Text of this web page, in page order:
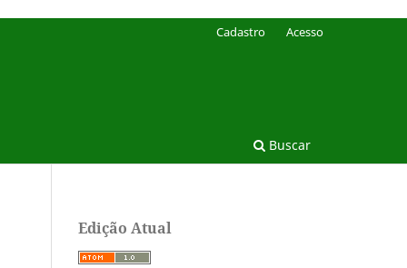
Buscar
Cadastro Acesso
Edição Atual